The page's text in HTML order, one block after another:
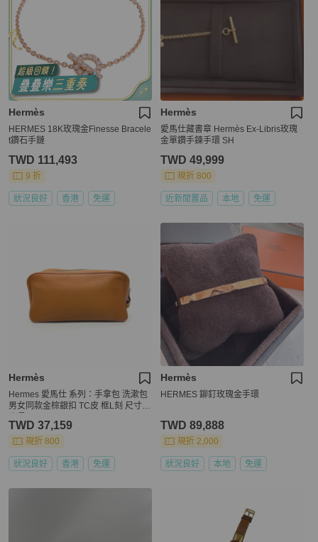
Hermès
HERMES 18K玫瑰金Finesse Bracele
t鑽石手鏈
TWD 111,493
9 折
狀況良好 香港 免運
Hermès
愛馬仕藏書章 Hermès Ex-Libris玫瑰
金單鑽手鍊手環 SH
TWD 49,999
現折 800
近新閒置品 本地 免運
Hermès
Hermes 愛馬仕 系列：手拿包 洗漱包
男女同款金棕銀扣 TC皮 框L刻 尺寸：
TWD 37,159
現折 800
狀況良好 香港 免運
Hermès
HERMES 鉚釘玫瑰金手環
TWD 89,888
現折 2,000
狀況良好 本地 免運